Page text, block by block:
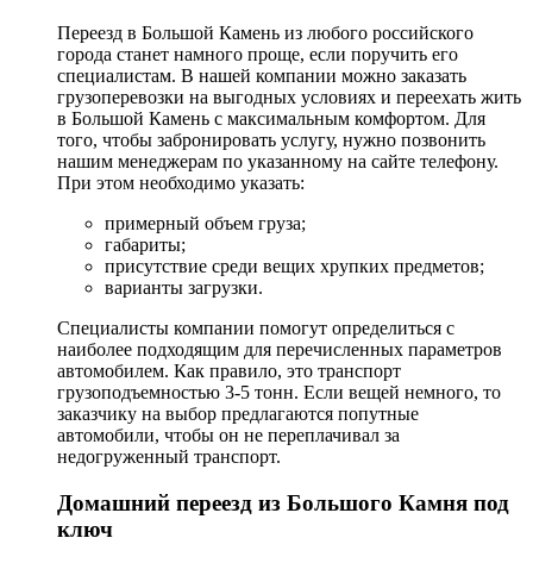
Переезд в Большой Камень из любого российского
города станет намного проще, если поручить его
специалистам. В нашей компании можно заказать
грузоперевозки на выгодных условиях и переехать жить
в Большой Камень с максимальным комфортом. Для
того, чтобы забронировать услугу, нужно позвонить
нашим менеджерам по указанному на сайте телефону.
При этом необходимо указать:
примерный объем груза;
габариты;
присутствие среди вещих хрупких предметов;
варианты загрузки.
Специалисты компании помогут определиться с
наиболее подходящим для перечисленных параметров
автомобилем. Как правило, это транспорт
грузоподъемностью 3-5 тонн. Если вещей немного, то
заказчику на выбор предлагаются попутные
автомобили, чтобы он не переплачивал за
недогруженный транспорт.
Домашний переезд из Большого Камня под
ключ